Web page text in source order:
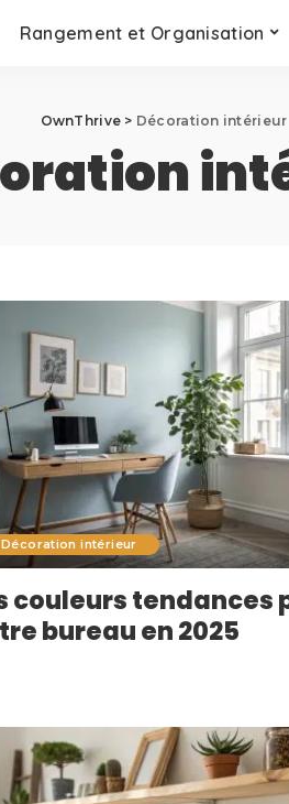
Rangement et Organisation
OwnThrive > Décoration intérieur
Décoration intérieur
couleurs tendances
bureau en 2025